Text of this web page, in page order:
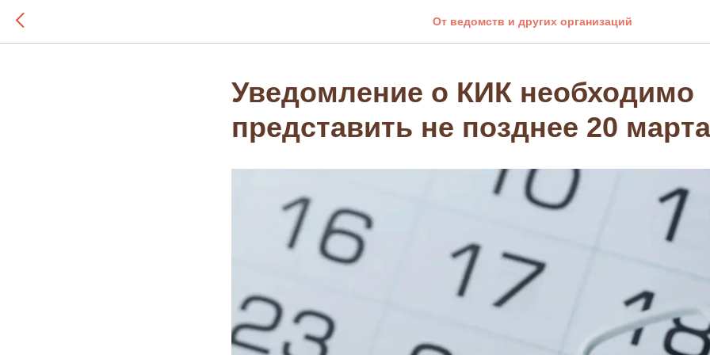
От ведомств и других организаций
Уведомление о КИК необходимо
представить не позднее 20 марта